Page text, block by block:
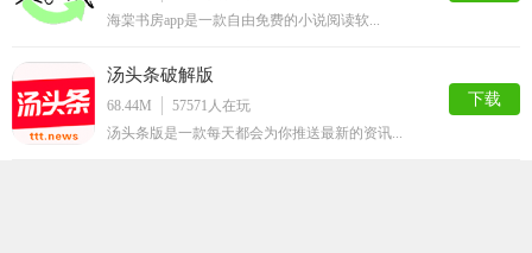
海棠书房app是一款自由免费的小说阅读软...
汤头条破解版
68.44M 57571 人在玩
汤头条版是一款每天都会为你推送最新的资讯...
下载